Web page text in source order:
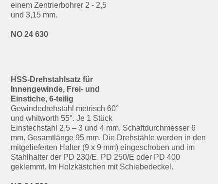
einem Zentrierbohrer 2 - 2,5
und 3,15 mm.
NO 24 630
HSS-Drehstahlsatz für
Innengewinde, Frei- und
Einstiche, 6-teilig
Gewindedrehstahl metrisch 60°
und whitworth 55°. Je 1 Stück
Einstechstahl 2,5 – 3 und 4 mm. Schaftdurchmesser 6
mm. Gesamtlänge 95 mm. Die Drehstähle werden in den
mitgelieferten Halter (9 x 9 mm) eingeschoben und im
Stahlhalter der PD 230/E, PD 250/E oder PD 400
geklemmt. Im Holzkästchen mit Schiebedeckel.